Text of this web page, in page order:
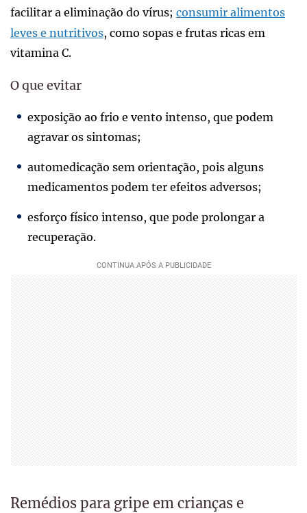
facilitar a eliminação do vírus; consumir alimentos
leves e nutritivos, como sopas e frutas ricas em
vitamina C.
O que evitar
exposição ao frio e vento intenso, que podem
agravar os sintomas;
automedicação sem orientação, pois alguns
medicamentos podem ter efeitos adversos;
esforço físico intenso, que pode prolongar a
recuperação.
Remédios para gripe em crianças e